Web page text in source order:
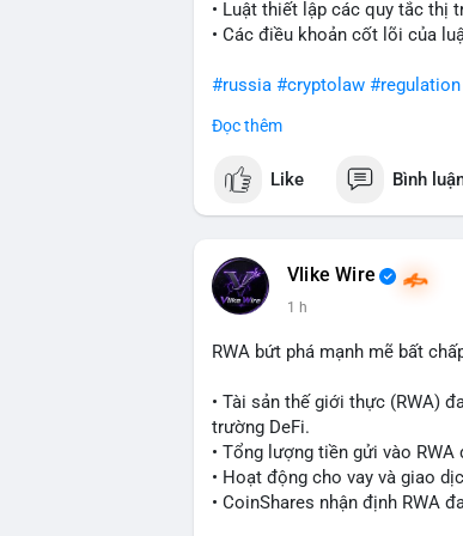
động. Tránh vội vàng vào
stop-loss hợp lý trong bối
#981btc #mempoolbtc #vilanh
• Luật thiết lập các quy tắc thị
• Các điều khoản cốt lõi của
#russia #cryptolaw #regulation
$btc $eth
#vlikevn #titanbot
Đọc thêm
Like Bình
Vlike Wire
1 h
RWA bứt phá mạnh mẽ bất
• Tài sản thế giới thực (RWA)
trường DeFi.
• Tổng lượng tiền gửi vào
• Hoạt động cho vay và giao
• CoinShares nhận định RWA